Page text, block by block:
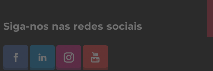
Siga-nos nas redes sociais